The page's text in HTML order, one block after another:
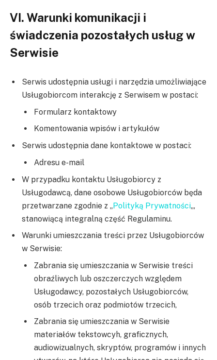
VI. Warunki komunikacji i
świadczenia pozostałych usług w
Serwisie
Serwis udostępnia usługi i narzędzia umożliwiające
Usługobiorcom interakcję z Serwisem w postaci:
Formularz kontaktowy
Komentowania wpisów i artykułów
Serwis udostępnia dane kontaktowe w postaci:
Adresu e-mail
W przypadku kontaktu Usługobiorcy z
Usługodawcą, dane osobowe Usługobiorców będa
przetwarzane zgodnie z „Polityką Prywatności„,
stanowiącą integralną część Regulaminu.
Warunki umieszczania treści przez Usługobiorców
w Serwisie:
Zabrania się umieszczania w Serwisie treści
obraźliwych lub oszczerczych względem
Usługodawcy, pozostałych Usługobiorców,
osób trzecich oraz podmiotów trzecich,
Zabrania się umieszczania w Serwisie
materiałów tekstowcyh, graficznych,
audiowizualnych, skryptów, programów i innych